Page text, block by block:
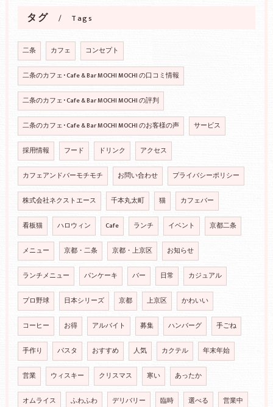
タグ Tags
二条 カフェ コンセプト
二条のカフェ･Cafe & Bar MOCHI MOCHI の口コミ情報
二条のカフェ･Cafe & Bar MOCHI MOCHI の評判
二条のカフェ･Cafe & Bar MOCHI MOCHI のお客様の声 サービス
採用情報 フード ドリンク アクセス
カフェアンドバーモチモチ お問い合わせ プライバシーポリシー
株式会社ネクストエース 千本丸太町 猫 カフェバー
看板猫 ハロウィン Cafe ランチ イベント 京都二条
メニュー 京都・二条 京都・上京区 お知らせ
ランチメニュー パンケーキ バー 日常 カジュアル
プロ野球 日本シリーズ 京都 上京区 かわいい
コーヒー お得 アルバイト 募集 ハンバーグ 手ごね
手作り パスタ おすすめ 人気 カクテル 年末年始
営業 ウィスキー クリスマス 寒い あったか
オムライス ふわふわ デリバリー 臨時 選べる 営業中